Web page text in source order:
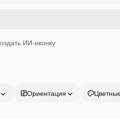
ИИ-иконку
Ориентация